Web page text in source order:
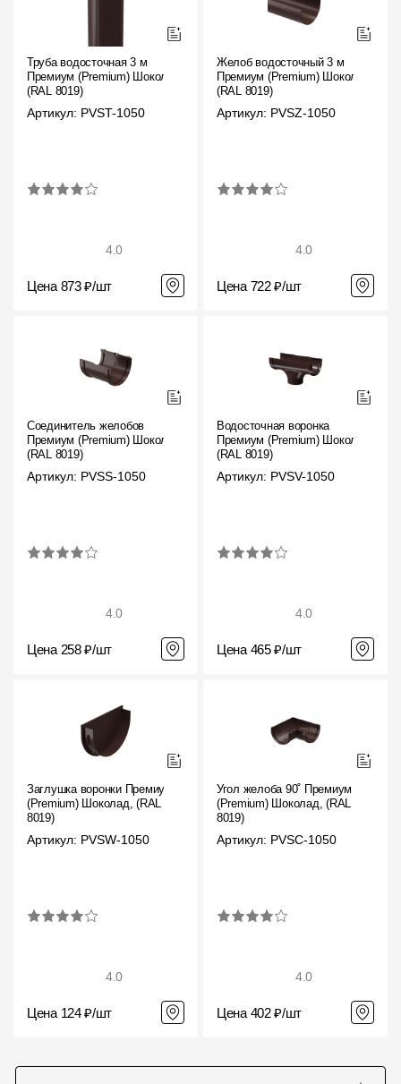
Труба водосточная 3 м
Премиум (Premium) Шоколад,
(RAL 8019)
Артикул: PVST-1050
4.0
Цена 873 ₽/шт
Желоб водосточный 3 м
Премиум (Premium) Шоколад,
(RAL 8019)
Артикул: PVSZ-1050
4.0
Цена 722 ₽/шт
Соединитель желобов
Премиум (Premium) Шоколад,
(RAL 8019)
Артикул: PVSS-1050
4.0
Цена 258 ₽/шт
Водосточная воронка
Премиум (Premium) Шоколад,
(RAL 8019)
Артикул: PVSV-1050
4.0
Цена 465 ₽/шт
Заглушка воронки Премиум
(Premium) Шоколад, (RAL
8019)
Артикул: PVSW-1050
4.0
Цена 124 ₽/шт
Угол желоба 90˚ Премиум
(Premium) Шоколад, (RAL
8019)
Артикул: PVSC-1050
4.0
Цена 402 ₽/шт